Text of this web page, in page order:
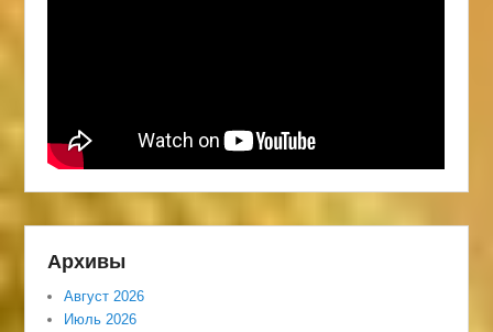
Архивы
Август 2026
Июль 2026